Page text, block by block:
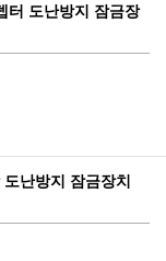
터 도난방지 잠금장
난방지 잠금장치